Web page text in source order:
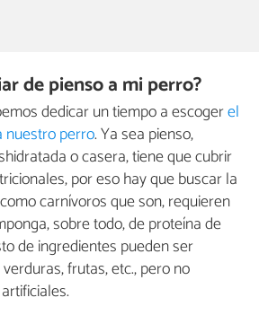
de pienso a mi perro?
dedicar un tiempo a escogerel
nuestro perro. Ya sea pienso,
o casera, tiene que cubrir
por eso hay que buscar la
carnívoros que son, requieren
sobre todo, de proteína de
de ingredientes pueden ser
frutas, etc., pero no